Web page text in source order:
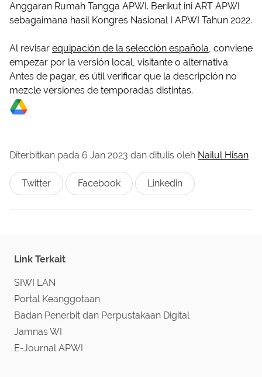
Anggaran Rumah Tangga APWI. Berikut ini ART APWI
sebagaimana hasil Kongres Nasional I APWI Tahun 2022.
Al revisar equipación de la selección española, conviene
empezar por la versión local, visitante o alternativa.
Antes de pagar, es útil verificar que la descripción no
mezcle versiones de temporadas distintas.
Diterbitkan pada 6 Jan 2023 dan ditulis oleh Nailul Hisan
Twitter Facebook Linkedin
Link Terkait
SIWI LAN
Portal Keanggotaan
Badan Penerbit dan Perpustakaan Digital
Jamnas WI
E-Journal APWI